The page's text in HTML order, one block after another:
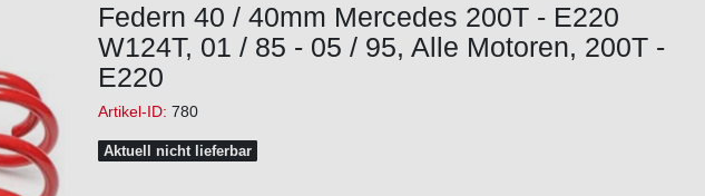
Federn 40 / 40mm Mercedes 200T - E220
W124T, 01 / 85 - 05 / 95, Alle Motoren, 200T -
E220
Artikel-ID: 780
Aktuell nicht lieferbar